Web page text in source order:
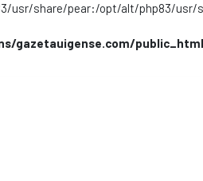
usr/share/pear:/opt/alt/php83/
gazetauigense.com/